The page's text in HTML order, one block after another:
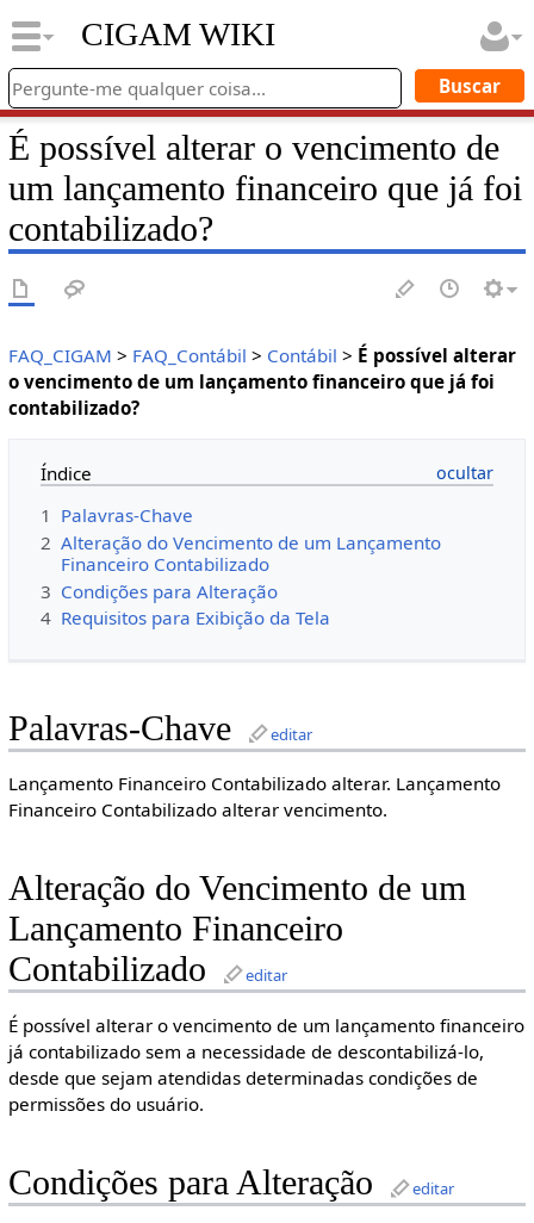
CIGAM WIKI
É possível alterar o vencimento de
um lançamento financeiro que já foi
contabilizado?
FAQ_CIGAM > FAQ_Contábil > Contábil > É possível alterar
o vencimento de um lançamento financeiro que já foi
contabilizado?
Índice
1 Palavras-Chave
2 Alteração do Vencimento de um Lançamento
Financeiro Contabilizado
3 Condições para Alteração
4 Requisitos para Exibição da Tela
Palavras-Chave editar
Lançamento Financeiro Contabilizado alterar. Lançamento
Financeiro Contabilizado alterar vencimento.
Alteração do Vencimento de um
Lançamento Financeiro
Contabilizado
editar
É possível alterar o vencimento de um lançamento financeiro
já contabilizado sem a necessidade de descontabilizá-lo,
desde que sejam atendidas determinadas condições de
permissões do usuário.
Condições para Alteração editar